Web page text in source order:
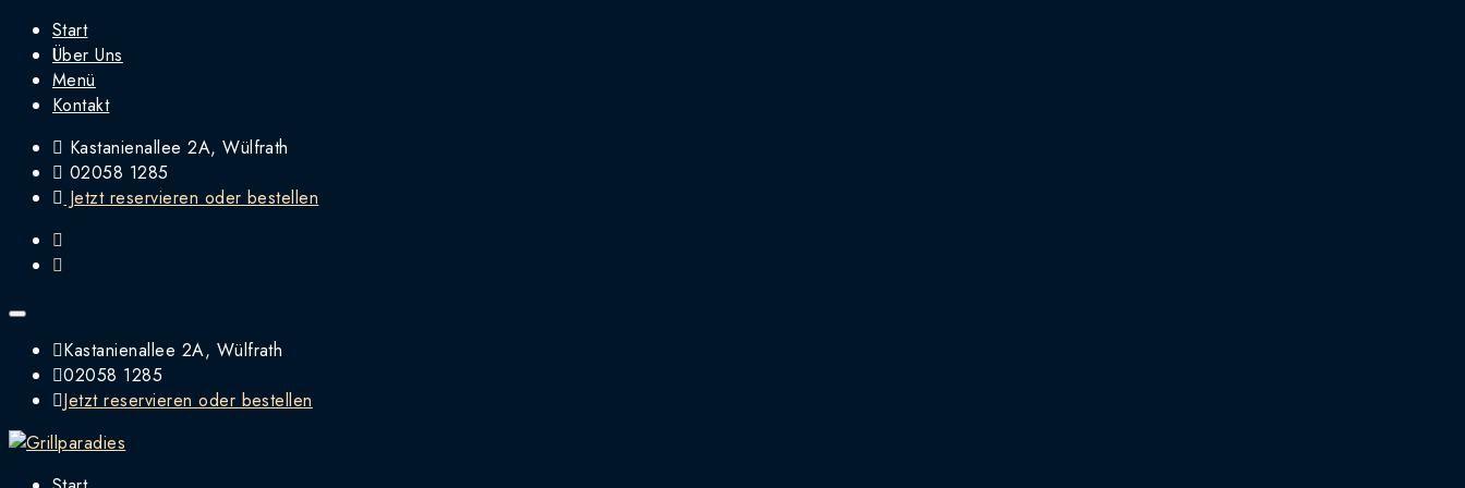
Start
Über Uns
Menü
Kontakt
Kastanienallee 2A, Wülfrath
02058 1285
Jetzt reservieren oder bestellen
Kastanienallee 2A, Wülfrath
02058 1285
Jetzt reservieren oder bestellen